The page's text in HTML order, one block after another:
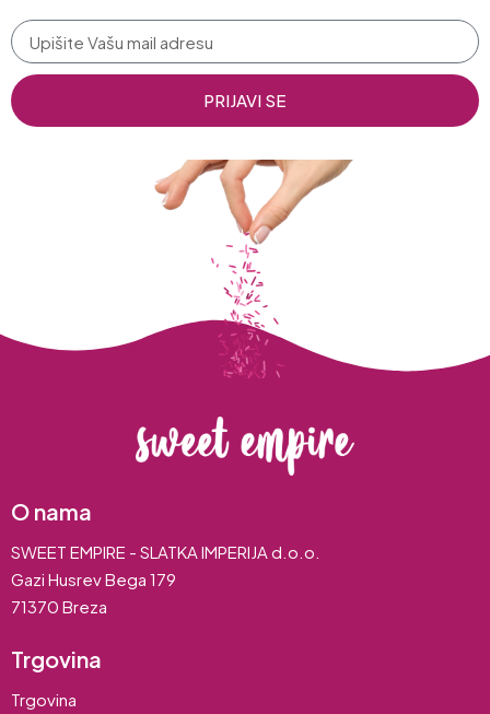
PRIJAVI SE
O nama
SWEET EMPIRE - SLATKA IMPERIJA d.o.o.
Gazi Husrev Bega 179
71370 Breza
Trgovina
Trgovina